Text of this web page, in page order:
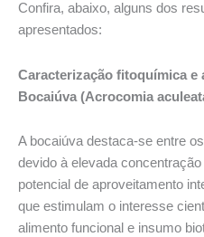
Confira, abaixo, alguns dos
apresentados:
Caracterização fitoquímica e
Bocaiúva (Acrocomia
A bocaiúva destaca-se entre
devido à elevada
potencial de aproveitamento
que estimulam o interesse
alimento funcional e insumo